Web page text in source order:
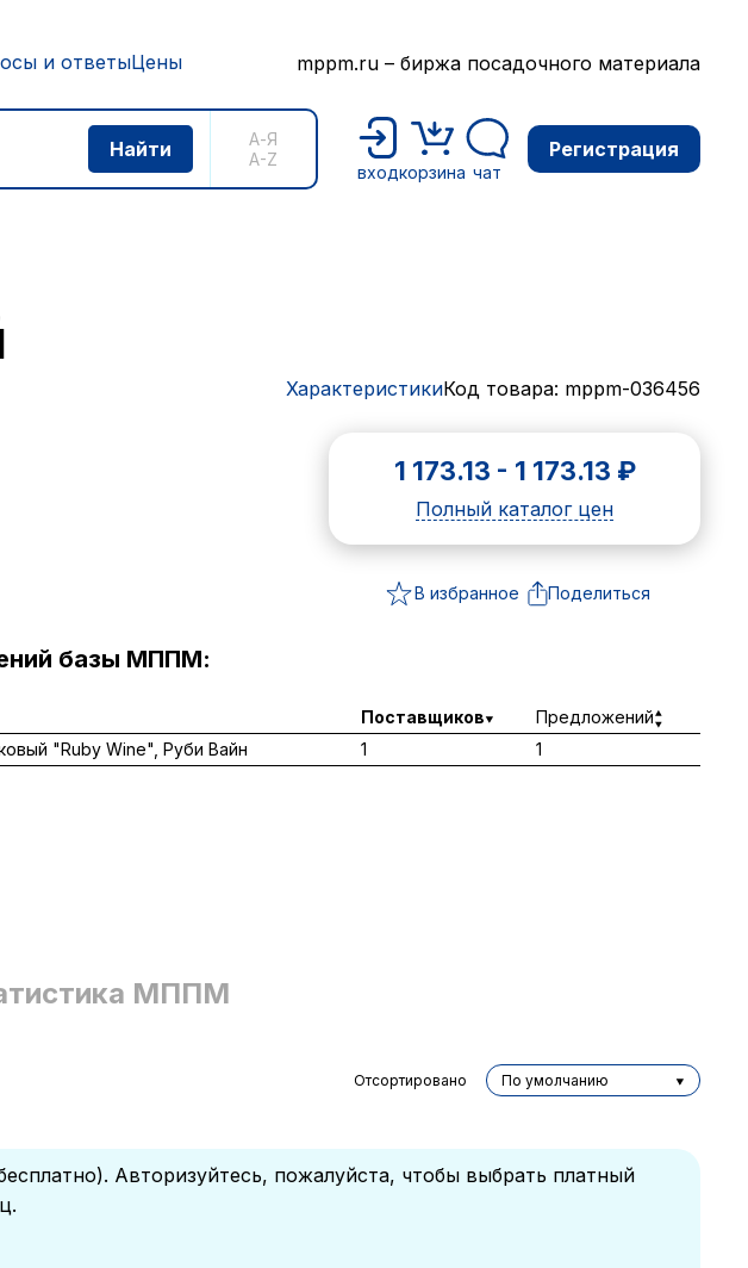
и ответыЦены mppm.ru – биржа посадочного материала
А-Я
A-Z
входкорзина чат
Регистрация
ХарактеристикиКод товара: mppm-036456
1 173.13 - 1 173.13 ₽
Полный каталог цен
В избранное Поделиться
базы МППМ:
Поставщиков
Предложений
"Ruby Wine", Руби Вайн 1 1
МППМ
Отсортировано По умолчанию
Авторизуйтесь, пожалуйста, чтобы выбрать платный